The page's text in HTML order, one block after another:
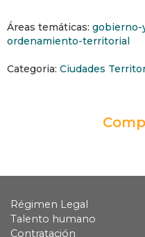
Áreas temáticas: gobierno-
ordenamiento-territorial
Categoria: Ciudades
Régimen Legal
Talento humano
Contratación